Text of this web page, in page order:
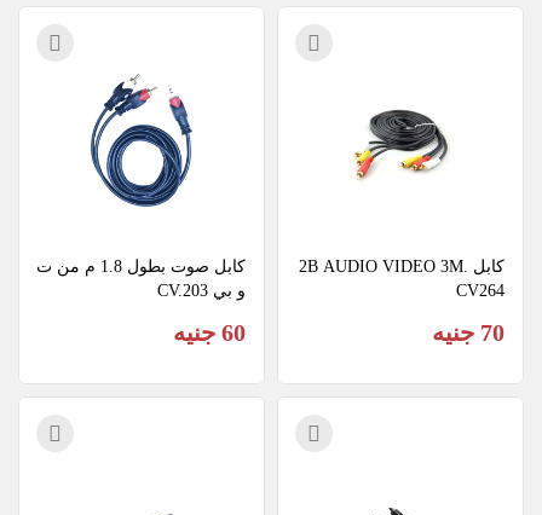
كابل 2B AUDIO VIDEO 3M.
CV264
70 جنيه
كابل صوت بطول 1.8 م من ت
و بي CV.203
60 جنيه